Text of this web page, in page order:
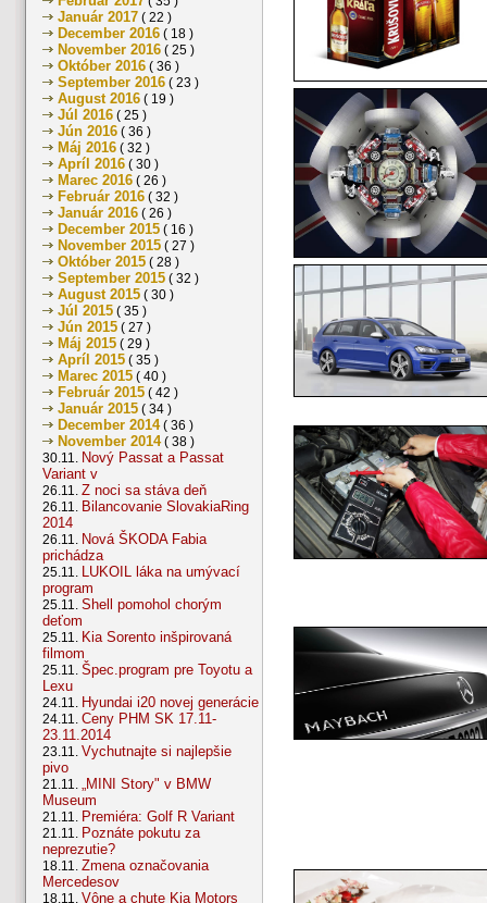
Január 2017 ( 22 )
December 2016 ( 18 )
November 2016 ( 25 )
Október 2016 ( 36 )
September 2016 ( 23 )
August 2016 ( 19 )
Júl 2016 ( 25 )
Jún 2016 ( 36 )
Máj 2016 ( 32 )
Apríl 2016 ( 30 )
Marec 2016 ( 26 )
Február 2016 ( 32 )
Január 2016 ( 26 )
December 2015 ( 16 )
November 2015 ( 27 )
Október 2015 ( 28 )
September 2015 ( 32 )
August 2015 ( 30 )
Júl 2015 ( 35 )
Jún 2015 ( 27 )
Máj 2015 ( 29 )
Apríl 2015 ( 35 )
Marec 2015 ( 40 )
Február 2015 ( 42 )
Január 2015 ( 34 )
December 2014( 36 )
November 2014( 38 )
30.11. Nový Passat a Passat
Variant v
26.11. Z noci sa stáva deň
26.11. Bilancovanie SlovakiaRing
2014
26.11. Nová ŠKODA Fabia
prichádza
25.11. LUKOIL láka na umývací
program
25.11. Shell pomohol chorým
deťom
25.11. Kia Sorento inšpirovaná
filmom
25.11. Špec.program pre Toyotu a
Lexu
24.11. Hyundai i20 novej generácie
24.11. Ceny PHM SK 17.11-
23.11.2014
23.11. Vychutnajte si najlepšie
pivo
21.11. „MINI Story" v BMW
Museum
21.11. Premiéra: Golf R Variant
21.11. Poznáte pokutu za
neprezutie?
18.11. Zmena označovania
Mercedesov
18.11. Vône a chute Kia Motors